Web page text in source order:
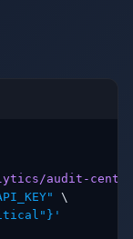
audit-
\